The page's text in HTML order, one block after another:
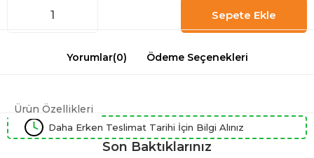
Yorumlar(0) Ödeme Seçenekleri
Ürün Özellikleri
Daha Erken Teslimat Tarihi İçin Bilgi Alınız
Son Baktıklarınız